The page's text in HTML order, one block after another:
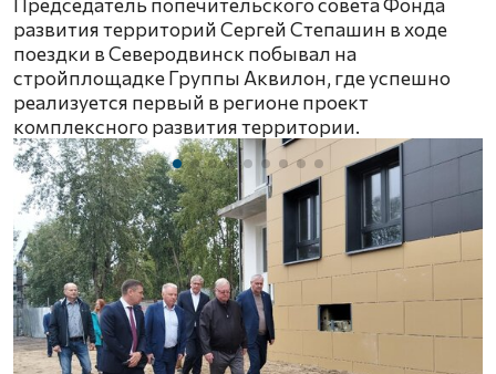
развития территорий Сергей Степашин в ходе
поездки в Северодвинск побывал на
стройплощадке Группы Аквилон, где успешно
реализуется первый в регионе проект
комплексного развития территории.